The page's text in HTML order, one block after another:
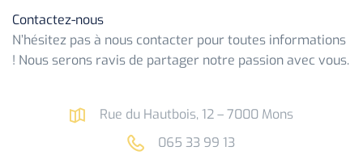
Contactez-nous
N’hésitez pas à nous contacter pour toutes informations
! Nous serons ravis de partager notre passion avec vous.
Rue du Hautbois, 12 – 7000 Mons
065 33 99 13